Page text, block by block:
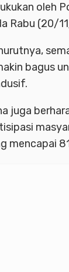
oleh
Rabu (20/
bagus
juga
mencapai